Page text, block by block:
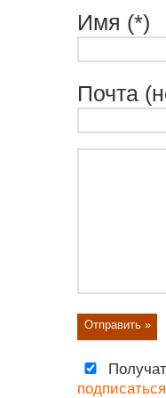
Имя (*)
Почта
подписаться